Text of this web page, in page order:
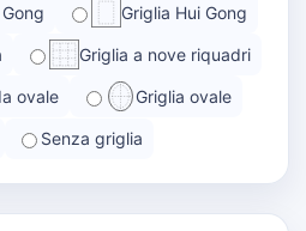
Griglia Hui Gong
Griglia a nove riquadri
ovale Griglia ovale
Senza griglia